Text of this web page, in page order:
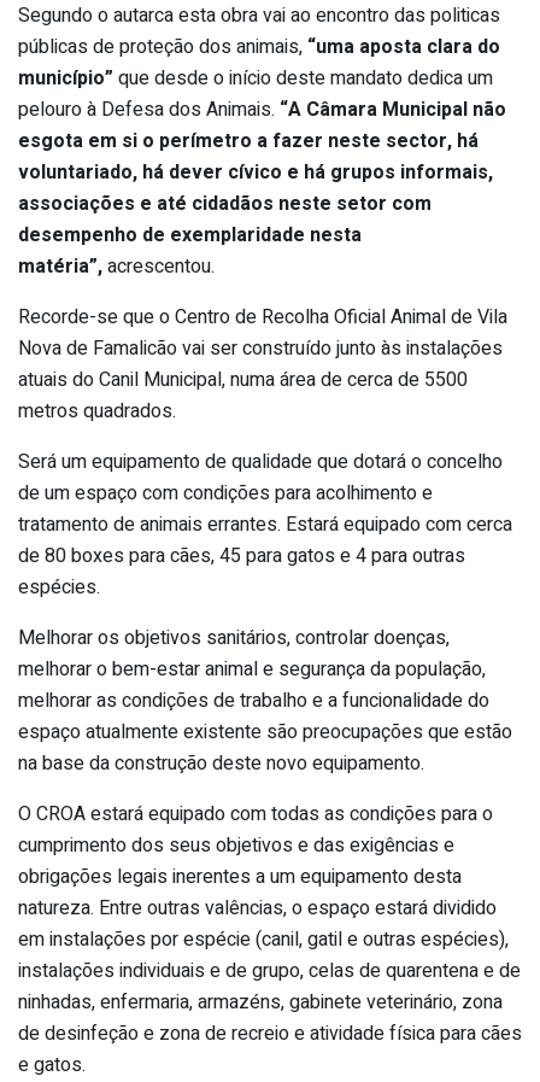
Segundo o autarca esta obra vai ao encontro das politicas
públicas de proteção dos animais, “uma aposta clara do
município” que desde o início deste mandato dedica um
pelouro à Defesa dos Animais. “A Câmara Municipal não
esgota em si o perímetro a fazer neste sector, há
voluntariado, há dever cívico e há grupos informais,
associações e até cidadãos neste setor com
desempenho de exemplaridade nesta
matéria”,acrescentou.
Recorde-se que o Centro de Recolha Oficial Animal de Vila
Nova de Famalicão vai ser construído junto às instalações
atuais do Canil Municipal, numa área de cerca de 5500
metros quadrados.
Será um equipamento de qualidade que dotará o concelho
de um espaço com condições para acolhimento e
tratamento de animais errantes. Estará equipado com cerca
de 80 boxes para cães, 45 para gatos e 4 para outras
espécies.
Melhorar os objetivos sanitários, controlar doenças,
melhorar o bem-estar animal e segurança da população,
melhorar as condições de trabalho e a funcionalidade do
espaço atualmente existente são preocupações que estão
na base da construção deste novo equipamento.
O CROA estará equipado com todas as condições para o
cumprimento dos seus objetivos e das exigências e
obrigações legais inerentes a um equipamento desta
natureza. Entre outras valências, o espaço estará dividido
em instalações por espécie (canil, gatil e outras espécies),
instalações individuais e de grupo, celas de quarentena e de
ninhadas, enfermaria, armazéns, gabinete veterinário, zona
de desinfeção e zona de recreio e atividade física para cães
e gatos.